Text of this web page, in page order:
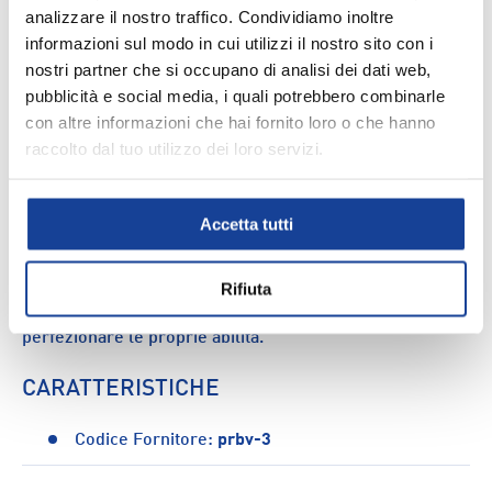
analizzare il nostro traffico. Condividiamo inoltre
informazioni sul modo in cui utilizzi il nostro sito con i
nostri partner che si occupano di analisi dei dati web,
pubblicità e social media, i quali potrebbero combinarle
con altre informazioni che hai fornito loro o che hanno
raccolto dal tuo utilizzo dei loro servizi.
Accetta tutti
Rifiuta
Spedizione e consegna
DESCRIZIONE
Touch è l'ideale per l'avviamento al volley. Con misura 4,
peso compreso tra 180 e 220 gr e circonferenza tra 60-
65 cm, è realizzato in gomma morbida (vinile) per
garantire un tocco delicato. Perfetto per i giovani
appassionati di volley che vogliono imparare e
perfezionare le proprie abilità.
CARATTERISTICHE
Codice Fornitore: prbv-3